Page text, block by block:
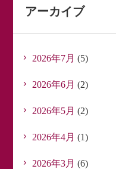
アーカイブ
2026年7月 (5)
2026年6月 (2)
2026年5月 (2)
2026年4月 (1)
2026年3月 (6)